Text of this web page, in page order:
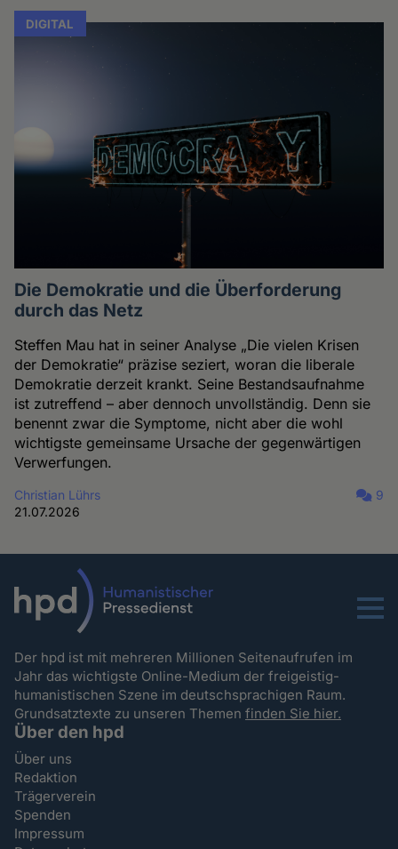
DIGITAL
Die Demokratie und die Überforderung
durch das Netz
Steffen Mau hat in seiner Analyse „Die vielen Krisen
der Demokratie“ präzise seziert, woran die liberale
Demokratie derzeit krankt. Seine Bestandsaufnahme
ist zutreffend – aber dennoch unvollständig. Denn sie
benennt zwar die Symptome, nicht aber die wohl
wichtigste gemeinsame Ursache der gegenwärtigen
Verwerfungen.
Christian Lührs
21.07.2026
9
Menu
Der hpd ist mit mehreren Millionen Seitenaufrufen im
Jahr das wichtigste Online-Medium der freigeistig-
humanistischen Szene im deutschsprachigen Raum.
Grundsatztexte zu unseren Themenfinden Sie hier.
Über den hpd
Über uns
Redaktion
Trägerverein
Spenden
Impressum